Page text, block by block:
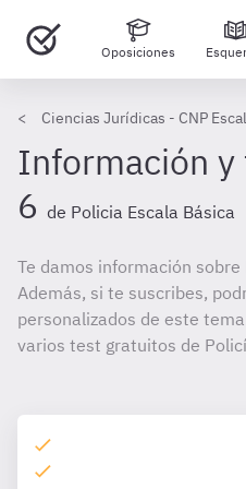
Oposiciones
Ciencias Jurídicas - CNP
Información y
6 de Policia Escala Básica
Te damos información sobre
Además, si te suscribes,
personalizados de este
varios test gratuitos de